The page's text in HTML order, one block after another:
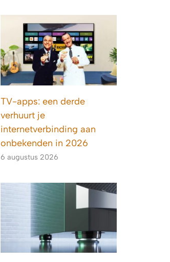
TV-apps: een derde
verhuurt je
internetverbinding aan
onbekenden in 2026
6 augustus 2026